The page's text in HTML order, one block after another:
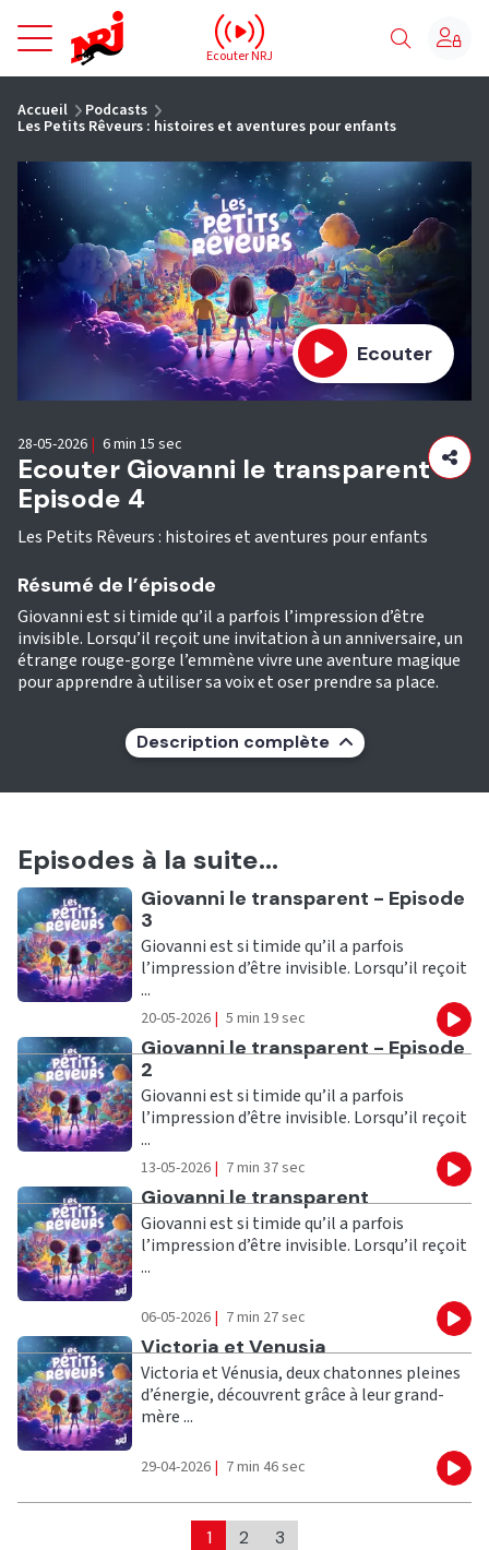
NRJ - Accueil
Ecouter NRJ
Accueil Podcasts
Les Petits Rêveurs : histoires et aventures pour enfants
Ecouter
Ecouter Giovanni le transparent -
Episode 4
Les Petits Rêveurs : histoires et aventures pour enfants
28-05-2026 | 6 min 15 sec
Résumé de l’épisode
Giovanni est si timide qu’il a parfois l’impression d’être
invisible. Lorsqu’il reçoit une invitation à un anniversaire, un
étrange rouge-gorge l’emmène vivre une aventure magique
pour apprendre à utiliser sa voix et oser prendre sa place.
Description complète
Episodes à la suite...
Ecouter
Giovanni le transparent - Episode
3
Giovanni est si timide qu’il a parfois
l’impression d’être invisible. Lorsqu’il reçoit
...
20-05-2026 | 5 min 19 sec
Ecouter
Giovanni le transparent - Episode
2
Giovanni est si timide qu’il a parfois
l’impression d’être invisible. Lorsqu’il reçoit
...
13-05-2026 | 7 min 37 sec
Ecouter
Giovanni le transparent
Giovanni est si timide qu’il a parfois
l’impression d’être invisible. Lorsqu’il reçoit
...
06-05-2026 | 7 min 27 sec
Ecouter
Victoria et Venusia
Victoria et Vénusia, deux chatonnes pleines
d’énergie, découvrent grâce à leur grand-
mère ...
29-04-2026 | 7 min 46 sec
1 2 3